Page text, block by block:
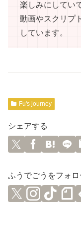
楽しみにしてい
動画やスクリプ
しています。
Fu's journey
シェアする
ふうでごうをフォロ